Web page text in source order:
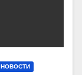
НОВОСТИ